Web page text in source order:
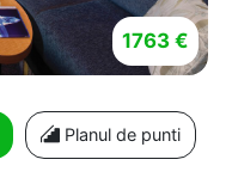
1763 €
Planul de punti